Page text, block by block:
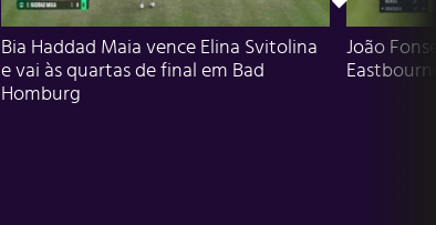
Bia Haddad Maia vence Elina Svitolina
e vai às quartas de final em Bad
Homburg
João